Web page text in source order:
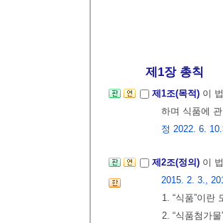
제1장 총칙
제1조(목적) 이
하며 식품에
정 2022. 6.
제2조(정의) 이
2015. 2. 3.,
1. “식품”이란
2. “식품첨가